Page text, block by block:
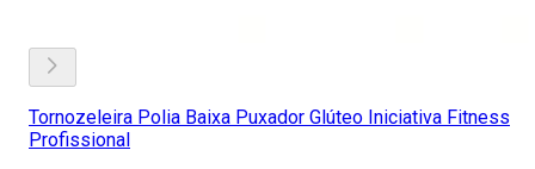
Tornozeleira Polia Baixa Puxador Glúteo Iniciativa Fitness
Profissional